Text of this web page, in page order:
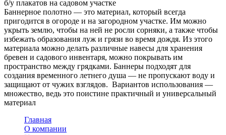
б/у плакатов на садовом участке
Баннерное полотно — это материал, который всегда
пригодится в огороде и на загородном участке. Им можно
укрыть землю, чтобы на ней не росли сорняки, а также чтобы
избежать образования луж и грязи во время дождя. Из этого
материала можно делать различные навесы для хранения
бревен и садового инвентаря, можно покрывать им
пространство между грядками. Баннеры подходят для
создания временного летнего душа — не пропускают воду и
защищают от чужих взглядов. Вариантов использования —
множество, ведь это поистине практичный и универсальный
материал
Главная
О компании